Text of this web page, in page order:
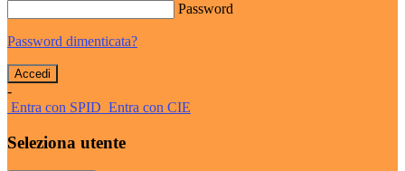
Password
Password dimenticata?
-
Entra con SPID Entra con CIE
Seleziona utente